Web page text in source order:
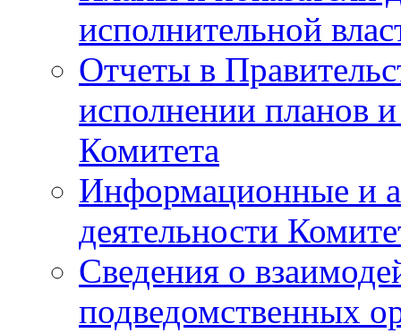
исполнительной
Отчеты в
исполнении планов и
Комитета
Информационные и
деятельности
Сведения о
подведомственных